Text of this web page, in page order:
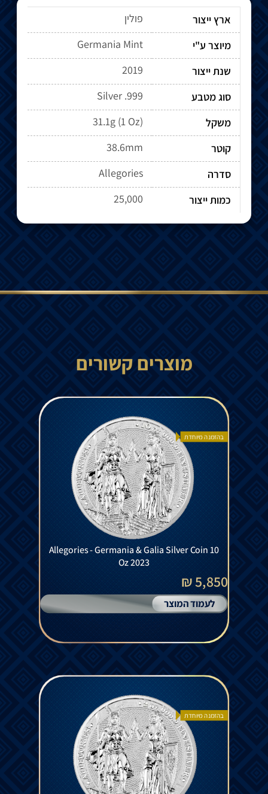
ארץ ייצור
פולין
מיוצר ע"י
Germania Mint
שנת ייצור
2019
סוג מטבע
Silver .999
משקל
31.1g (1 Oz)
קוטר
38.6mm
סדרה
Allegories
כמות ייצור
25,000
מוצרים קשורים
בהזמנה מיוחדת
Allegories - Germania & Galia Silver Coin 10
Oz 2023
5,850 ₪
לעמוד המוצר
בהזמנה מיוחדת